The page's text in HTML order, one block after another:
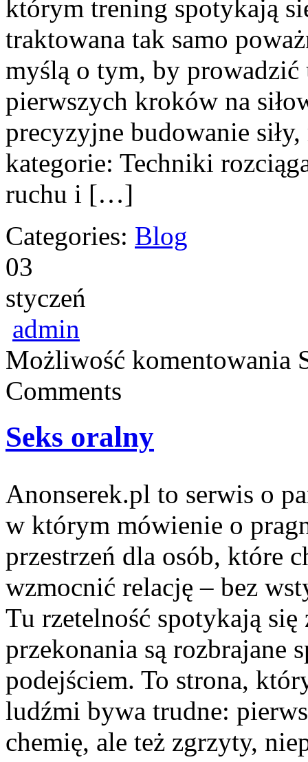
którym trening spotykają
traktowana tak samo
myślą o tym, by
pierwszych kroków na
precyzyjne budowanie
kategorie: Techniki
ruchu i […]
Categories: Blog
03
styczeń
admin
Możliwość komentowania
Comments
Seks oralny
Anonserek.pl to serwis o
w którym mówienie o
przestrzeń dla osób, które
wzmocnić relację – bez
Tu rzetelność spotykają się
przekonania są rozbrajane
podejściem. To strona,
ludźmi bywa trudne:
chemię, ale też zgrzyty,